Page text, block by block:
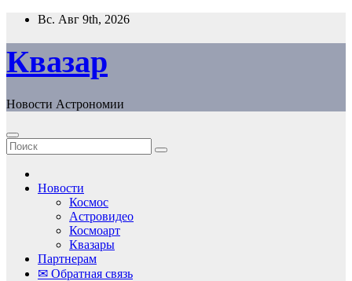
Перейти
содержанию
Вс. Авг 9th, 2026
Квазар
Новости Астрономии
Новости
Космос
Астровидео
Космоарт
Квазары
Партнерам
✉ Обратная связь